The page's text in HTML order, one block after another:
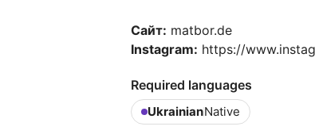
Сайт: matbor.de
Instagram: https://
Required languages
UkrainianNative